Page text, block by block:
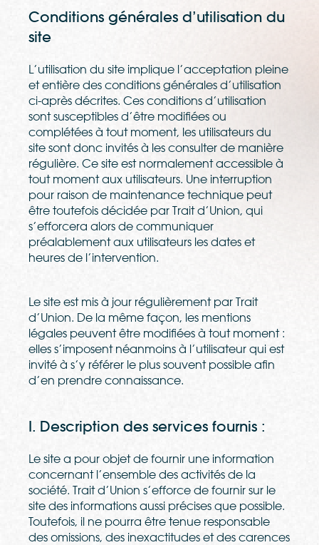
Conditions générales d’utilisation du
site
L’utilisation du site implique l’acceptation pleine
et entière des conditions générales d’utilisation
ci-après décrites. Ces conditions d’utilisation
sont susceptibles d’être modifiées ou
complétées à tout moment, les utilisateurs du
site sont donc invités à les consulter de manière
régulière. Ce site est normalement accessible à
tout moment aux utilisateurs. Une interruption
pour raison de maintenance technique peut
être toutefois décidée par Trait d’Union, qui
s’efforcera alors de communiquer
préalablement aux utilisateurs les dates et
heures de l’intervention.
Le site est mis à jour régulièrement par Trait
d’Union. De la même façon, les mentions
légales peuvent être modifiées à tout moment :
elles s’imposent néanmoins à l’utilisateur qui est
invité à s’y référer le plus souvent possible afin
d’en prendre connaissance.
I. Description des services fournis :
Le site a pour objet de fournir une information
concernant l’ensemble des activités de la
société. Trait d’Union s’efforce de fournir sur le
site des informations aussi précises que possible.
Toutefois, il ne pourra être tenue responsable
des omissions, des inexactitudes et des carences